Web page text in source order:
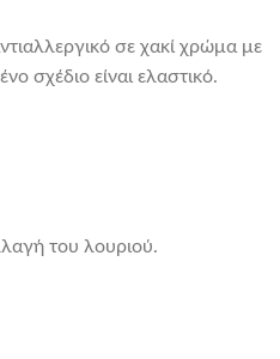
σε χακί χρώμα με
σχέδιο είναι ελαστικό.
του λουριού.
Χακί Με Κόκκινη Ραφή 22mm